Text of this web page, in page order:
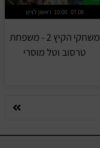
ראשון לציון 10:00 07.08
משחקי הקיץ 2 - משפחת
טרסוב וטל מוסרי